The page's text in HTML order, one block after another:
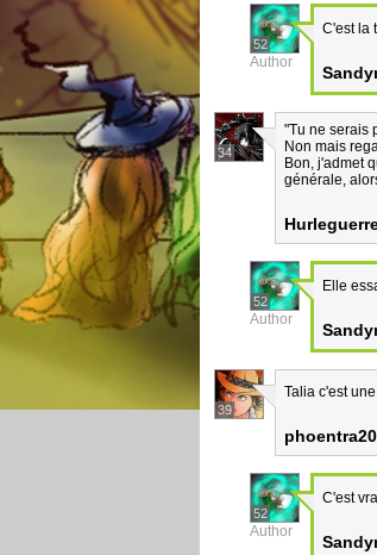
52
Author
C'est la
34
"Tu ne serais
Non mais
Bon, j'admet
générale,
52
Author
Elle
39
Talia c'est
phoentra20
52
Author
C'est